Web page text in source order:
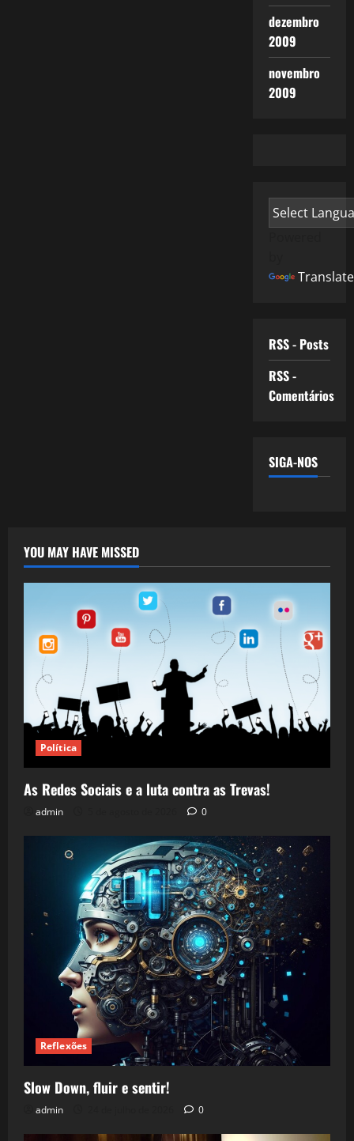
dezembro
2009
novembro
2009
Translate
RSS - Posts
RSS -
Comentários
SIGA-NOS
YOU MAY HAVE MISSED
Política
As Redes Sociais e a luta contra as Trevas!
admin 0
Reflexões
Slow Down, fluir e sentir!
admin 0